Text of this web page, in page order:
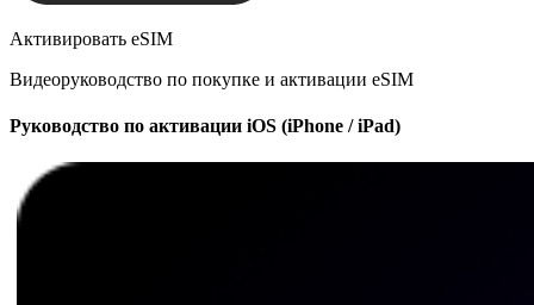
Активировать eSIM
Видеоруководство по покупке и активации eSIM
Руководство по активации iOS (iPhone / iPad)